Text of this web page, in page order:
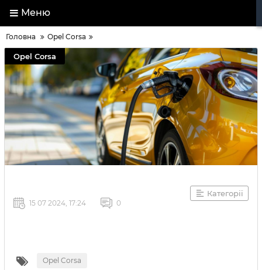
Меню
Головна Opel Corsa
Opel Corsa
Категорії
15 07 2024, 17:24 0
Opel Corsa